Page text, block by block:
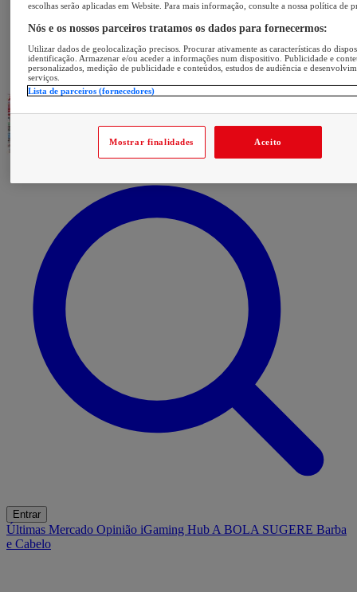
Entrar
Últimas Mercado Opinião iGaming Hub A BOLA SUGERE Barba
e Cabelo
escolhas serão aplicadas em Website. Para mais informação, consulte a nossa política de
Nós e os nossos parceiros tratamos os dados para fornecermos:
Utilizar dados de geolocalização precisos. Procurar ativamente as características do
identificação. Armazenar e/ou aceder a informações num dispositivo. Publicidade e
personalizados, medição de publicidade e conteúdos, estudos de audiência e
serviços.
Lista de parceiros (fornecedores)
Mostrar finalidades Aceito